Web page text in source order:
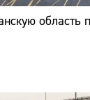
область